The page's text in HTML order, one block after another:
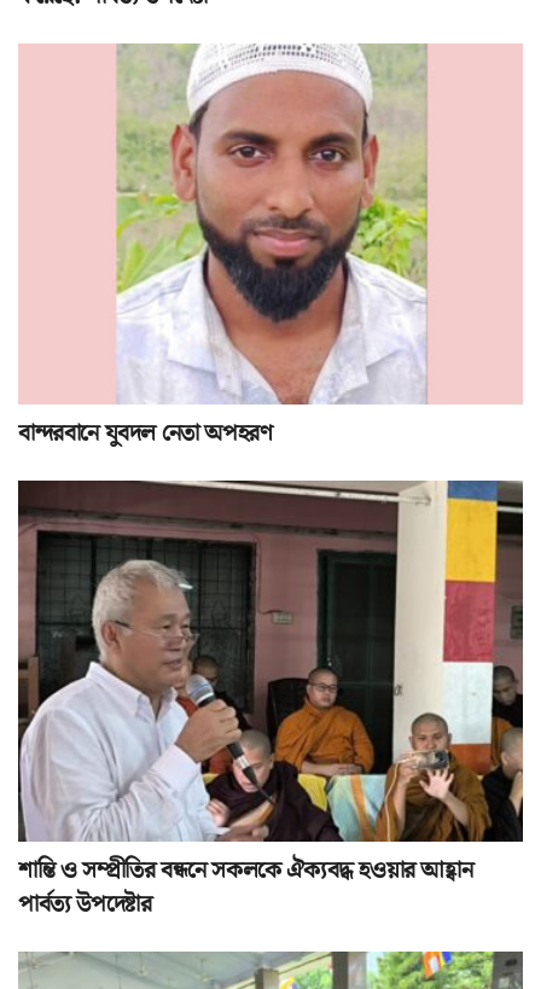
বান্দরবানে যুবদল নেতা অপহরণ
শান্তি ও সম্প্রীতির বন্ধনে সকলকে ঐক্যবদ্ধ হওয়ার আহ্বান
পার্বত্য উপদেষ্টার